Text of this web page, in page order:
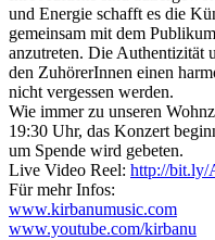
und Energie schafft es die
gemeinsam mit dem
anzutreten. Die Authentizität
den ZuhörerInnen einen
nicht vergessen werden.
Wie immer zu unseren
19:30 Uhr, das Konzert
um Spende wird gebeten.
Live Video Reel: http://bit.ly/
Für mehr Infos:
www.kirbanumusic.com
www.youtube.com/kirbanu